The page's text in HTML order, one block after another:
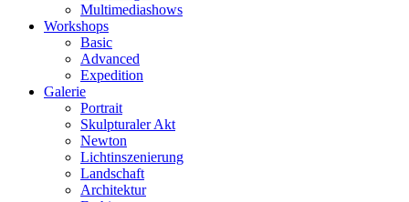
Multimediashows
Workshops
Basic
Advanced
Expedition
Galerie
Portrait
Skulpturaler Akt
Newton
Lichtinszenierung
Landschaft
Architektur